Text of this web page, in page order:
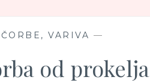
VARIVA —
od prokelja